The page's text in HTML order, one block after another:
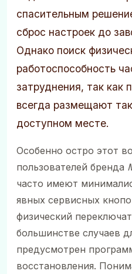
спасительным
сброс настроек до
Однако поиск
работоспособность
затруднения, так как
всегда размещают
доступном месте.
Особенно остро этот
пользователей бренда
часто имеют
явных сервисных
физический
большинстве случаев
предусмотрен
восстановления.